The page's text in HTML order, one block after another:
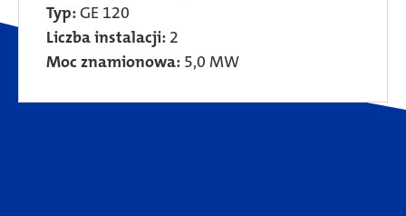
Typ:GE 120
Liczba instalacji: 2
Moc znamionowa: 5,0 MW